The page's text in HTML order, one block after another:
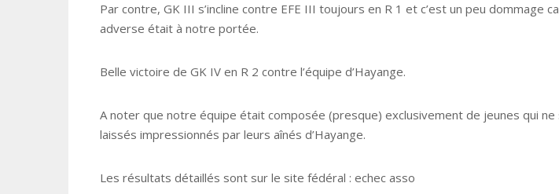
Par contre, GK III s’incline contre EFE III toujours en R 1 et c’est un peu dommage
adverse était à notre portée.
Belle victoire de GK IV en R 2 contre l’équipe d’Hayange.
A noter que notre équipe était composée (presque) exclusivement de jeunes qui ne
laissés impressionnés par leurs aînés d’Hayange.
Les résultats détaillés sont sur le site fédéral : echec asso